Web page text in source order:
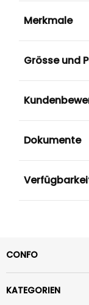
Merkmale
Grösse und
Dokumente
CONFO
KATEGORIEN